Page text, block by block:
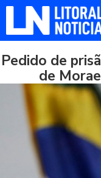
Pedido de
de